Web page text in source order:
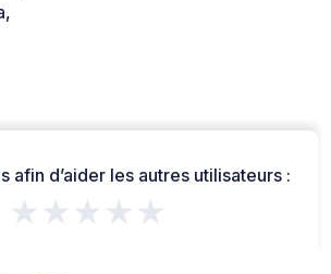
afin d’aider les autres utilisateurs :
★★★★★